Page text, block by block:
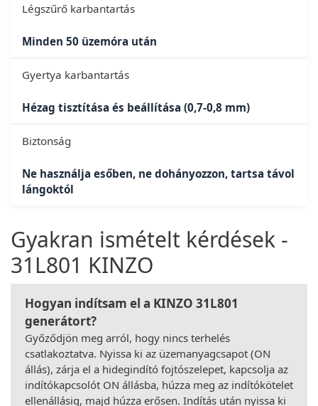
Légszűrő karbantartás
Minden 50 üzemóra után
Gyertya karbantartás
Hézag tisztítása és beállítása (0,7-0,8 mm)
Biztonság
Ne használja esőben, ne dohányozzon, tartsa távol
lángoktól
Gyakran ismételt kérdések -
31L801 KINZO
Hogyan indítsam el a KINZO 31L801
generátort?
Győződjön meg arról, hogy nincs terhelés
csatlakoztatva. Nyissa ki az üzemanyagcsapot (ON
állás), zárja el a hidegindító fojtószelepet, kapcsolja az
indítókapcsolót ON állásba, húzza meg az indítókötelet
ellenállásig, majd húzza erősen. Indítás után nyissa ki